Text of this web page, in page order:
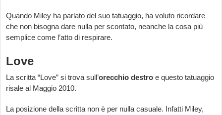
Quando Miley ha parlato del suo tatuaggio, ha voluto ricordare
che non bisogna dare nulla per scontato, neanche la cosa più
semplice come l’atto di respirare.
Love
La scritta “Love” si trova sull’orecchio destroe questo tatuaggio
risale al Maggio 2010.
La posizione della scritta non è per nulla casuale. Infatti Miley,